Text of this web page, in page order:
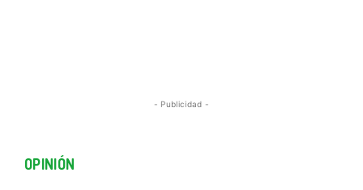
- Publicidad -
OPINIÓN